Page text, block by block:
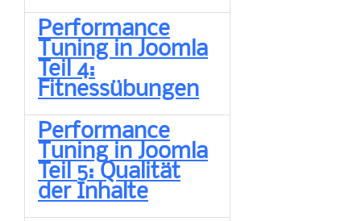
Performance
Tuning in Joomla
Teil 4:
Fitnessübungen
Performance
Tuning in Joomla
Teil 5: Qualität
der Inhalte